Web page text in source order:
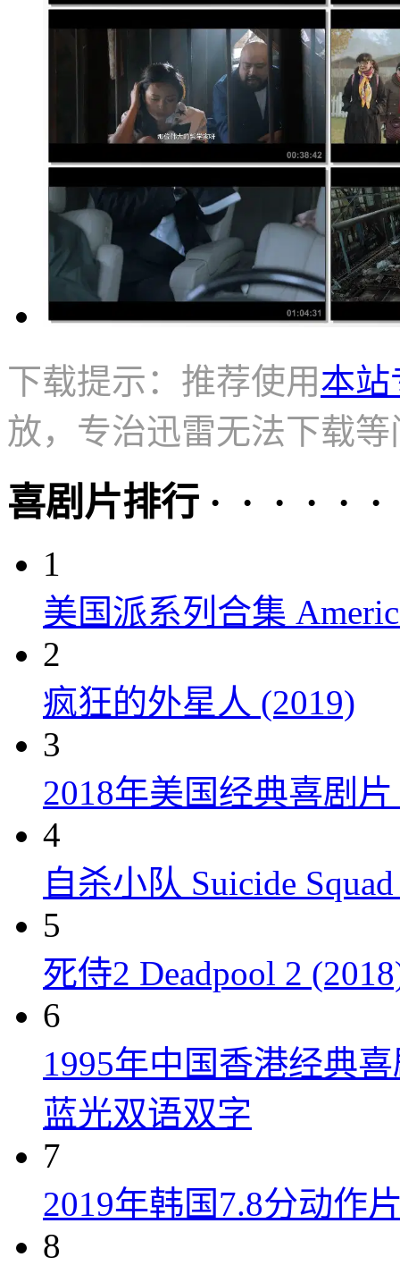
下载提示：推荐使用本站
放，专治迅雷无法下载等
喜剧片排行 · · · · · ·
1
美国派系列合集
2
疯狂的外星人 (2019)
3
2018年美国经典喜剧
4
自杀小队 Suicide
5
死侍2 Deadpool 2
6
1995年中国香港经典
蓝光双语双字
7
2019年韩国7.8分动作
8